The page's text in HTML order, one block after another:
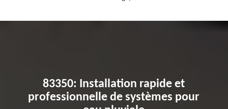
83350: Installation rapide et
professionnelle de systèmes pour